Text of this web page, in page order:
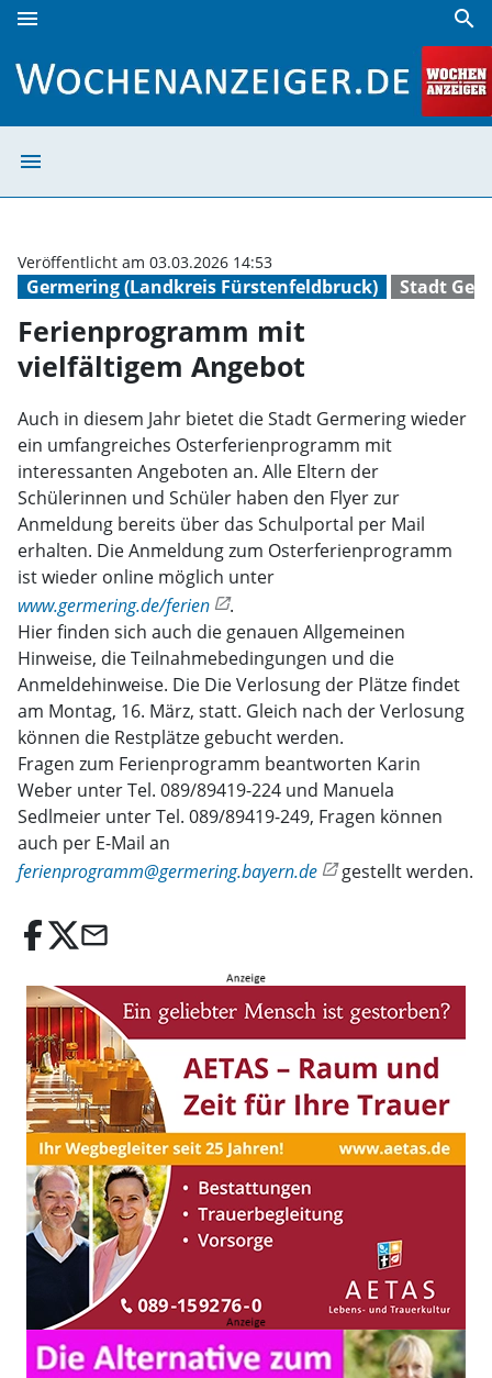
menu search
menu
Germering (Landkreis Fürstenfeldbruck) Stadt
Veröffentlicht am 03.03.2026 14:53
Ferienprogramm mit
vielfältigem Angebot
Auch in diesem Jahr bietet die Stadt Germering wieder
ein umfangreiches Osterferienprogramm mit
interessanten Angeboten an. Alle Eltern der
Schülerinnen und Schüler haben den Flyer zur
Anmeldung bereits über das Schulportal per Mail
erhalten. Die Anmeldung zum Osterferienprogramm
ist wieder online möglich unter
www.germering.de/ferien
.
Hier finden sich auch die genauen Allgemeinen
Hinweise, die Teilnahmebedingungen und die
Anmeldehinweise. Die Die Verlosung der Plätze findet
am Montag, 16. März, statt. Gleich nach der Verlosung
können die Restplätze gebucht werden.
Fragen zum Ferienprogramm beantworten Karin
Weber unter Tel. 089/89419-224 und Manuela
Sedlmeier unter Tel. 089/89419-249, Fragen können
auch per E-Mail an
ferienprogramm@germering.bayern.de
gestellt werden.
email